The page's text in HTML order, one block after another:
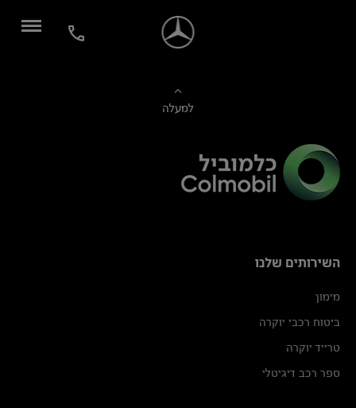
למעלה
השירותים שלנו
מימון
ביטוח רכבי יוקרה
טרייד יוקרה
ספר רכב דיגיטלי